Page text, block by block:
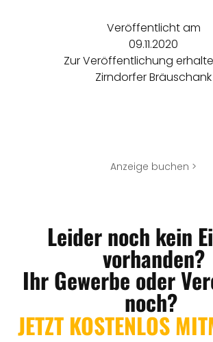
Veröffentlicht am
09.11.2020
Zur Veröffentlichung
Zirndorfer Bräuschank
Anzeige buchen >
Leider noch kein
vorhanden?
Ihr Gewerbe oder
noch?
JETZT KOSTENLOS